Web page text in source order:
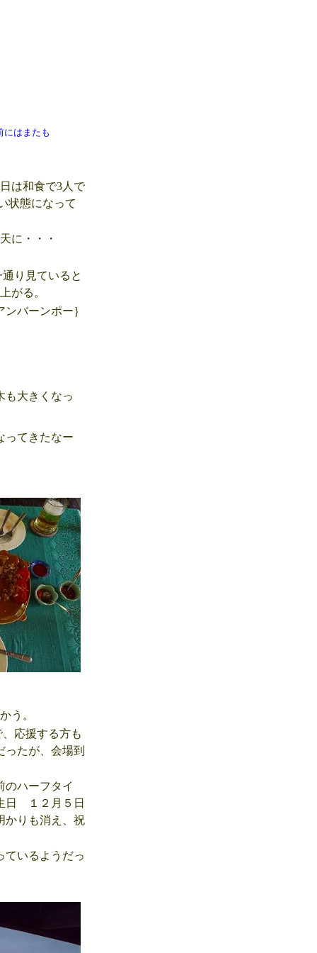
はまたも
は和食で3人で
状態になって
に・・・
り見ていると
がる。
バーンポー｝
大きくなっ
てきたなー
う。
応援する方も
たが、会場到
ハーフタイ
日 １２月５日
かりも消え、祝
いるようだっ